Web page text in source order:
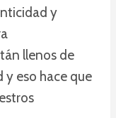
y
llenos de
y eso hace que